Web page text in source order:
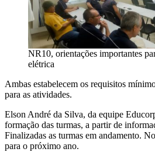
NR10, orientações importantes
elétrica
Ambas estabelecem os requisitos
para as atividades.
Elson André da Silva, da equipe
formação das turmas, a partir de
Finalizadas as turmas em andamento.
para o próximo ano.